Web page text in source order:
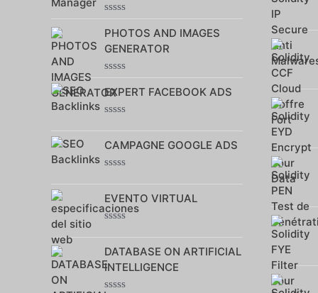
0
sur
5
PHOTOS AND IMAGES
GENERATOR
0
5
EXPERT FACEBOOK ADS
sur
CAMPAGNE GOOGLE ADS
sur
5
EVENTO VIRTUAL
sur
5
DATABASE ON ARTIFICIAL
INTELLIGENCE